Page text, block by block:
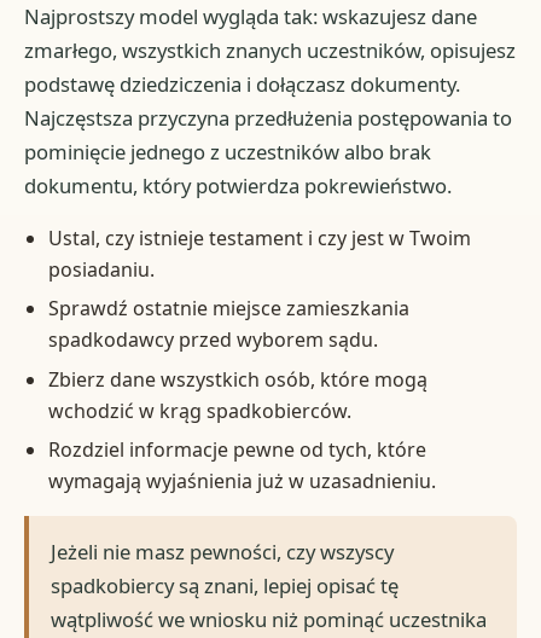
Najprostszy model wygląda tak: wskazujesz dane
zmarłego, wszystkich znanych uczestników, opisujesz
podstawę dziedziczenia i dołączasz dokumenty.
Najczęstsza przyczyna przedłużenia postępowania to
pominięcie jednego z uczestników albo brak
dokumentu, który potwierdza pokrewieństwo.
Ustal, czy istnieje testament i czy jest w Twoim
posiadaniu.
Sprawdź ostatnie miejsce zamieszkania
spadkodawcy przed wyborem sądu.
Zbierz dane wszystkich osób, które mogą
wchodzić w krąg spadkobierców.
Rozdziel informacje pewne od tych, które
wymagają wyjaśnienia już w uzasadnieniu.
Jeżeli nie masz pewności, czy wszyscy
spadkobiercy są znani, lepiej opisać tę
wątpliwość we wniosku niż pominąć uczestnika